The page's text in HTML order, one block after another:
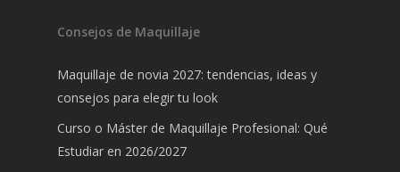
Consejos de Maquillaje
Maquillaje de novia 2027: tendencias, ideas y
consejos para elegir tu look
Curso o Máster de Maquillaje Profesional: Qué
Estudiar en 2026/2027